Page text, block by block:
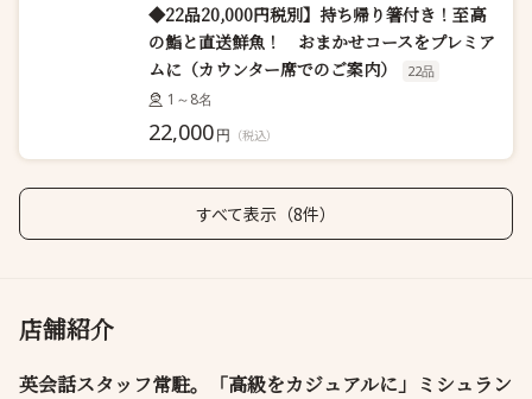
◆22品20,000円税別】持ち帰り箸付き！至高
の鮨と直送鮮魚！ おまかせコースをプレミア
ムに（カウンター席でのご案内）
22品
1～8名
22,000円 （税込）
すべて表示（8件）
店舗紹介
英会話スタッフ常駐。「高級をカジュアルに」ミシュラン